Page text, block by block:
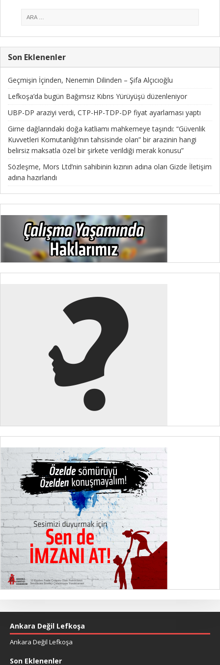
Son Eklenenler
Geçmişin İçinden, Nenemin Dilinden – Şifa Alçıcıoğlu
Lefkoşa’da bugün Bağımsız Kıbrıs Yürüyüşü düzenleniyor
UBP-DP araziyi verdi, CTP-HP-TDP-DP fiyat ayarlaması yaptı
Girne dağlarındaki doğa katliamı mahkemeye taşındı: “Güvenlik
Kuvvetleri Komutanlığı’nın tahsisinde olan” bir arazinin hangi
belirsiz maksatla özel bir şirkete verildiği merak konusu”
Sözleşme, Mors Ltd’nin sahibinin kızının adına olan Gizde İletişim
adına hazırlandı
Ankara Değil Lefkoşa
Ankara Değil Lefkoşa
Son Eklenenler